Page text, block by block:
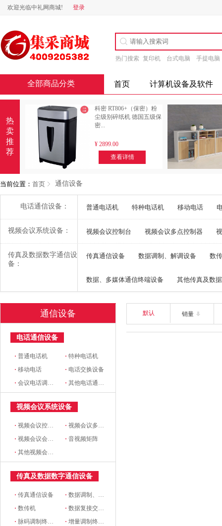
欢迎光临中礼网商城! 登录
热门搜索 复印机 台式电脑 手提电脑
全部商品分类 首页 计算机设备及软件
热
卖
推
荐
科密 RT806+（保密）粉
尘级别碎纸机 德国五级保
密...
¥ 2899.00
查看详情
当前位置： 首页 通信设备
电话通信设备： 普通电话机 特种电话机 移动电话
视频会议系统设备： 视频会议控制台 视频会议多点控制器
传真及数据数字通信设
备：
传真通信设备 数据调制、解调设备 数
数据、多媒体通信终端设备 其他传真及数
通信设备
电话通信设备
·普通电话机 ·特种电话机
·移动电话 · 电话交换设备
·会议电话调度设备及市话 中继设备 ·其他电话通信设备
视频会议系统设备
·视频会议控制台 ·视频会议多点控制器
·视频会议会议室终端 ·音视频矩阵
·其他视频会议系统设备
传真及数据数字通信设备
·传真通信设备 ·数据调制、解调设备
·数传机 ·数据复接交换设备
· 脉码调制终端设备 ·增量调制终端设备
默认 销量